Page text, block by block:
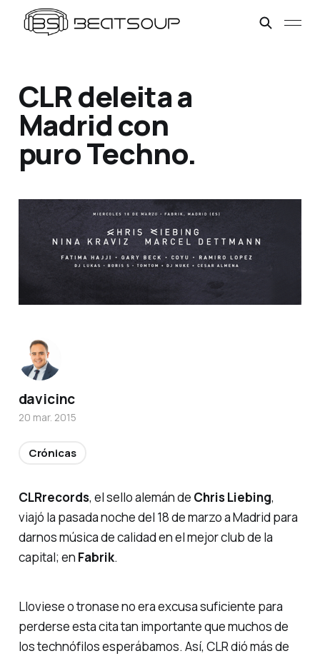
CLR deleita a
Madrid con
puro Techno.
CLRrecords, el sello alemán de Chris Liebing,
viajó la pasada noche del 18 de marzoa Madrid para
darnos música de calidad en el mejor club de la
capital; en Fabrik.
Lloviese o tronase no era excusa suficiente para
perderse esta cita tan importante que muchos de
lostechnófilosesperábamos. Así, CLR dió más de
davicinc
20 mar. 2015
Crónicas